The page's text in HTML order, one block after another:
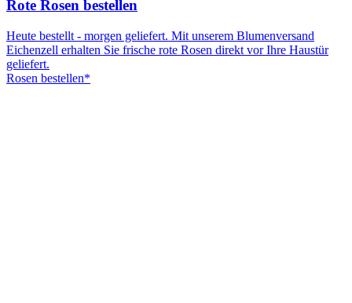
Rote Rosen bestellen
Heute bestellt - morgen geliefert. Mit unserem Blumenversand
Eichenzell erhalten Sie frische rote Rosen direkt vor Ihre Haustür
geliefert.
Rosen bestellen*